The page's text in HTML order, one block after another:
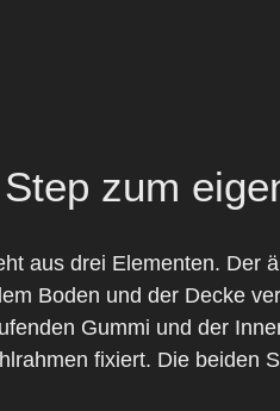
zum
aus drei Elementen. Der
Boden und der Decke
Gummi und der
fixiert. Die beiden